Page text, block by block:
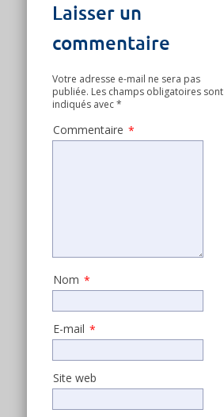
Laisser un
commentaire
Votre adresse e-mail ne sera pas
publiée. Les champs obligatoires sont
indiqués avec*
Commentaire *
Nom *
E-mail *
Site web